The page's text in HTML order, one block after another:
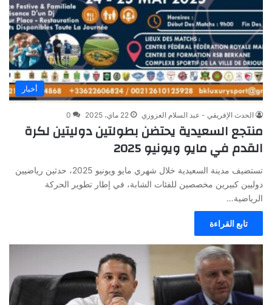
أخبار
الحدث الإفريقي - عبد السلام العزوزي 22 ماي، 2025 0
منتجع السعيدية يحتضن بطولتين دوليتين لكرة
القدم في مايو ويونيو 2025
تستضيف مدينة السعيدية خلال شهري مايو ويونيو 2025، حدثين رياضيين
دوليين كبيرين مخصصين للفئات الشابة، في إطار تطوير الحركة
الرياضية…
تابع القراءة